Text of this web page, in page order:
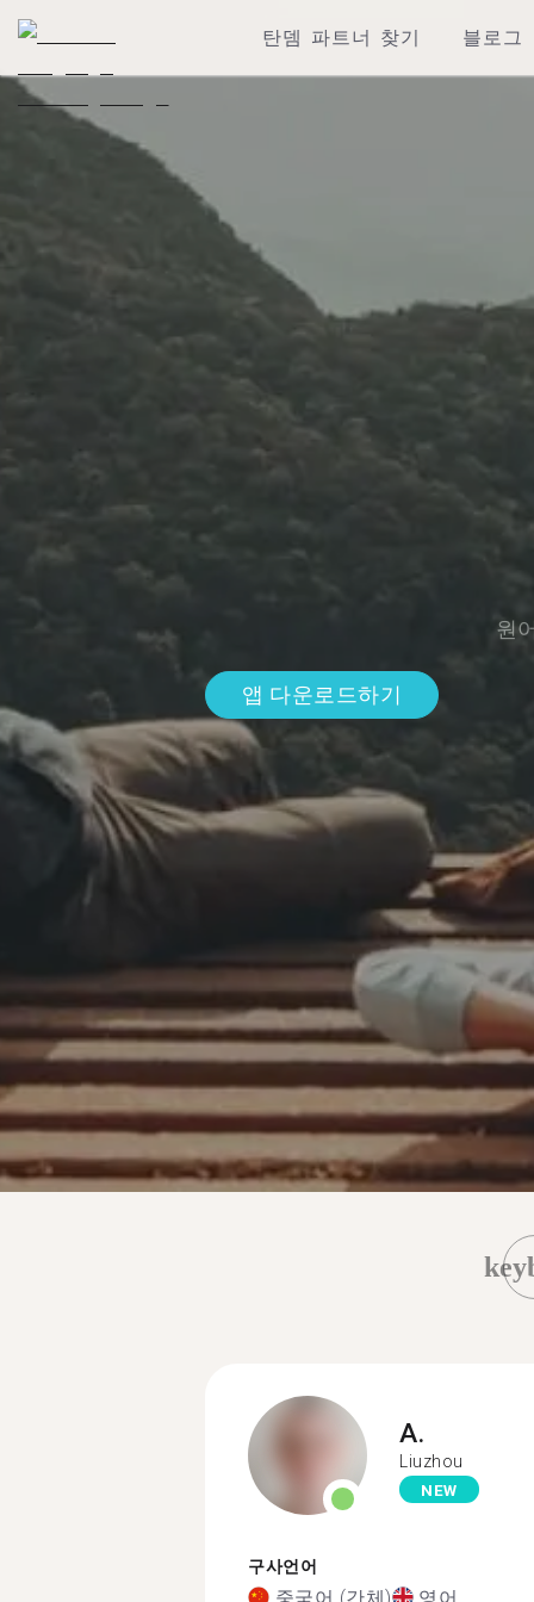
탄뎀 파트너 찾기 블로그
원
앱 다운로드하기
A.
Liuzhou
NEW
구사언어
중국어 (간체) 영어